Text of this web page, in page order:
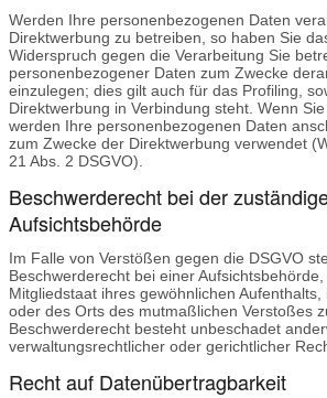
Werden Ihre personenbezogenen Daten
Direktwerbung zu betreiben, so haben Sie
Widerspruch gegen die Verarbeitung Sie
personenbezogener Daten zum Zwecke
einzulegen; dies gilt auch für das Profiling,
Direktwerbung in Verbindung steht. Wenn
werden Ihre personenbezogenen Daten
zum Zwecke der Direktwerbung verwendet
21 Abs. 2 DSGVO).
Beschwerderecht bei der
Aufsichtsbehörde
Im Falle von Verstößen gegen die DSGVO
Beschwerderecht bei einer
Mitgliedstaat ihres gewöhnlichen
oder des Orts des mutmaßlichen Verstoßes
Beschwerderecht besteht unbeschadet
verwaltungsrechtlicher oder gerichtlicher
Recht auf Datenübertragbarkeit